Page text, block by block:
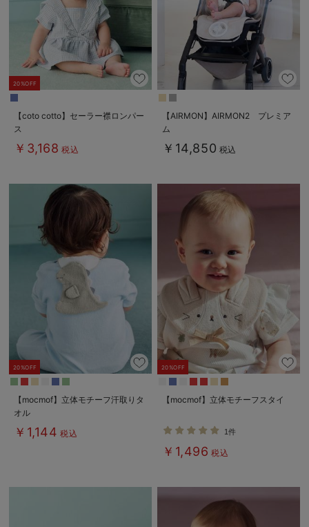
20%OFF
【coto cotto】セーラー襟ロンパー
ス
￥3,168 税込
【AIRMON】AIRMON2 プレミア
ム
￥14,850 税込
20%OFF
【mocmof】立体モチーフ汗取りタ
オル
￥1,144 税込
20%OFF
【mocmof】立体モチーフスタイ
1件
￥1,496 税込